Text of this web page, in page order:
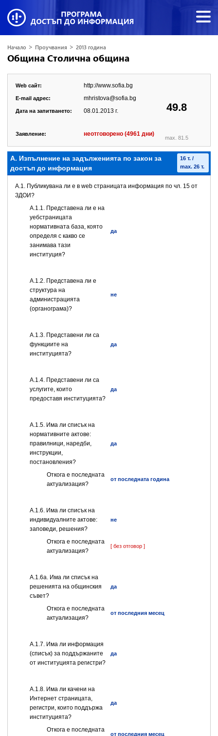
Начало > Проучвания > 2013 година
Община Стoлична община
49.8
max. 81.5
Web сайт: http://www.sofia.bg
E-mail адрес: mhristova@sofia.bg
Дата на запитването: 08.01.2013 г.
Заявление: неотговорено (4961 дни)
А. Изпълнение на задълженията по закон за
достъп до информация
16 т. /
max. 26 т.
A.1. Публикувана ли е в web страницата информация по чл. 15 от
ЗДОИ?
A.1.1. Представена ли е на
уебстраницата
нормативната база, която
определя с какво се
занимава тази
институция?
да
A.1.2. Представена ли е
структура на
администрацията
(органограма)?
не
А.1.3. Представени ли са
функциите на
институцията?
да
А.1.4. Представени ли са
услугите, които
предоставя институцията?
да
А.1.5. Има ли списък на
нормативните актове:
правилници, наредби,
инструкции,
постановления?
да
Откога е последната
актуализация?
от последната година
А.1.6. Има ли списък на
индивидуалните актове:
заповеди, решения?
не
Откога е последната
актуализация?
[ без отговор ]
А.1.6а. Има ли списък на
решенията на общинския
съвет?
да
Откога е последната
актуализация?
от последния месец
А.1.7. Има ли информация
(списък) за поддържаните
от институцията регистри?
да
А.1.8. Има ли качени на
Интернет страницата,
регистри, които поддържа
институцията?
да
Откога е последната
от последния месец